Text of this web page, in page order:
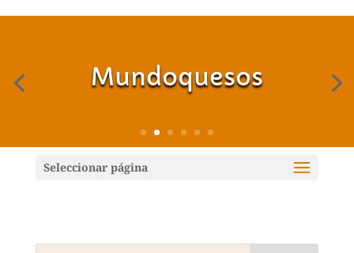
Mundoquesos
Seleccionar página